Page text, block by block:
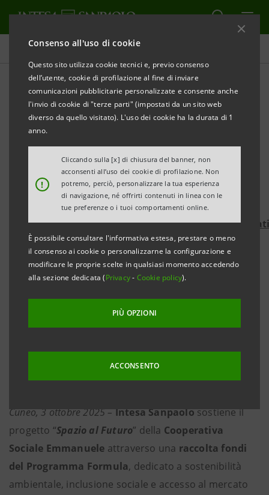
Consenso all'uso di cookie
Questo sito utilizza cookie tecnici e, previo consenso
dell’utente, cookie di profilazione al fine di inviare
comunicazioni pubblicitarie personalizzate e consente anche
l'invio di cookie di "terze parti" (impostati da un sito web
diverso da quello visitato). L'uso dei cookie ha la durata di 1
anno.
!
Cliccando sulla [x] di chiusura del banner, non
acconsenti all’uso dei cookie di profilazione. Non
potremo, perciò, personalizzare la tua esperienza
di navigazione, né offrirti contenuti in linea con le
tue preferenze o i tuoi comportamenti online.
È possibile consultare l'informativa estesa, prestare o meno
il consenso ai cookie o personalizzarne la configurazione e
modificare le proprie scelte in qualsiasi momento accedendo
alla sezione dedicata (Privacy- Cookie policy).
PIÙ OPZIONI
ACCONSENTO
Comunicati stampa
STAMPA AGGIORNA
INTESA SANPAOLO SOSTIENE LA RACCOLTA FONDI
“SPAZIO AL FUTURO” DELLA COOPERATIVA SOCIALE
Obiettivo: 100mila euro entro fine dicembre
Si può donare sul sito web diFor Funding–Formula
https://www.forfunding.intesasanpaolo.com/
ISP/nav/progetto/spazio-futuro
Un progetto per ampliare la Comunità
indietro nessun adolescente in difficoltà
Intesa Sanpaolo partecipa attivamente al
crowdfunding destinando un contributo di
2 euro per i prodotti della Banca acquistati
dai clienti in modalità online
Cuneo, 3 ottobre 2025 –Intesa Sanpaolosostiene il
progetto “Spazio al Futuro” della Cooperativa
Sociale Emmanuele attraverso una raccolta fondi
del Programma Formula, dedicato a sostenibilità
ambientale, inclusione sociale e accesso al mercato